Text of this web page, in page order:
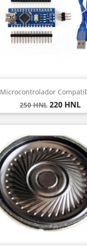
Microcontrolador
Precio
base
250 HNL Precio
220 HNL